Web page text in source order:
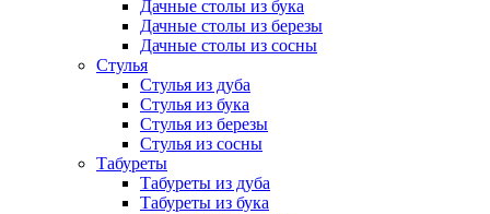
Дачные столы из бука
Дачные столы из березы
Дачные столы из сосны
Стулья
Стулья из дуба
Стулья из бука
Стулья из березы
Стулья из сосны
Табуреты
Табуреты из дуба
Табуреты из бука